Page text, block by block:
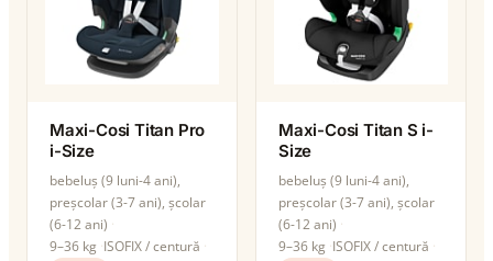
Maxi-Cosi Titan Pro
i-Size
bebeluș (9 luni-4 ani),
preșcolar (3-7 ani), școlar
(6-12 ani)
9–36 kg ISOFIX / centură
Maxi-Cosi Titan S i-
Size
bebeluș (9 luni-4 ani),
preșcolar (3-7 ani), școlar
(6-12 ani)
9–36 kg ISOFIX / centură